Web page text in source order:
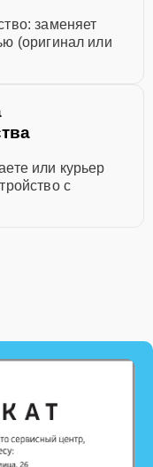
заменяет
(оригинал или
или курьер
с